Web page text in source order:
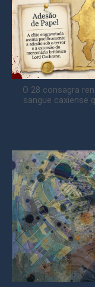
O 28 consagra
sangue caxiense